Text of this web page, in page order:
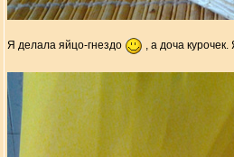
Я делала яйцо-гнездо , а доча